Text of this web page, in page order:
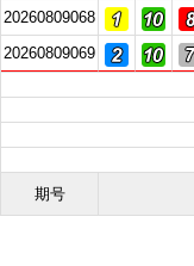
20260809068
20260809069
期号